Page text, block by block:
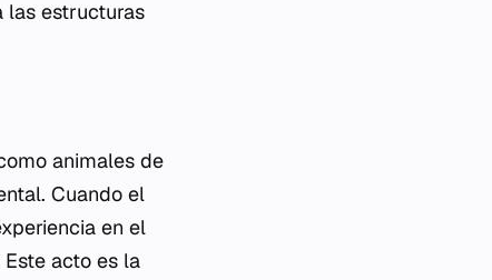
las estructuras
animales de
Cuando el
en el
acto es la